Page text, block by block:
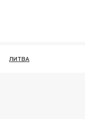
ЛИТВА